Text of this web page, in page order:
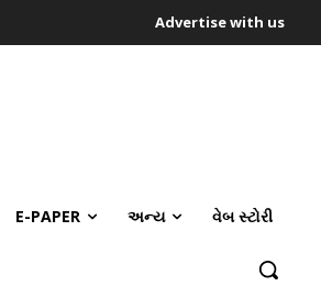
Advertise with us
E-PAPER અન્ય વેબ સ્ટોરી